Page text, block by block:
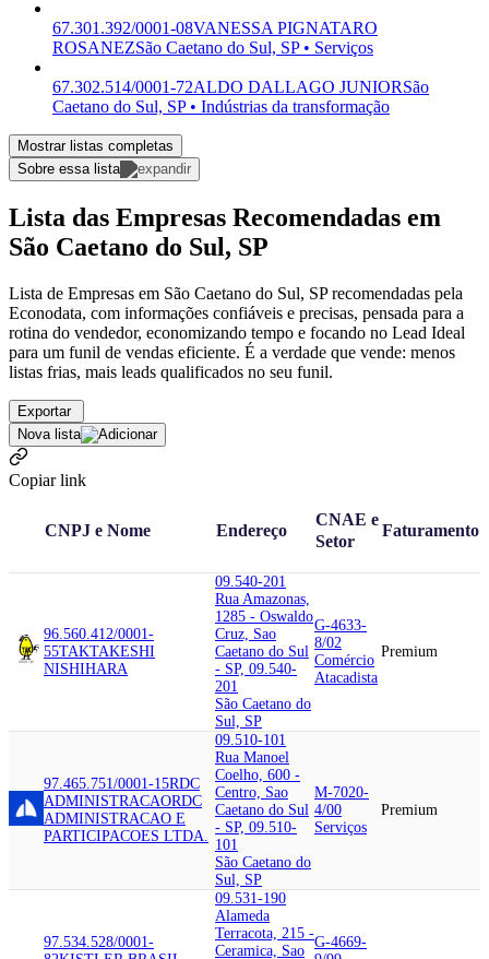
67.301.392/0001-08VANESSA PIGNATARO
ROSANEZSão Caetano do Sul, SP • Serviços
67.302.514/0001-72ALDO DALLAGO JUNIORSão
Caetano do Sul, SP • Indústrias da transformação
Mostrar listas completas
Sobre essa lista
Lista das Empresas Recomendadas em
São Caetano do Sul, SP
Lista de Empresas em São Caetano do Sul, SP recomendadas pela
Econodata, com informações confiáveis e precisas, pensada para a
rotina do vendedor, economizando tempo e focando no Lead Ideal
para um funil de vendas eficiente. É a verdade que vende: menos
listas frias, mais leads qualificados no seu funil.
Exportar
Nova lista
Copiar link
CNPJ e Nome Endereço
CNAE e
Setor
Faturamento
96.560.412/0001-
55TAKTAKESHI
NISHIHARA
09.540-201
Rua Amazonas,
1285 - Oswaldo
Cruz, Sao
Caetano do Sul
- SP, 09.540-
201
São Caetano do
Sul, SP
G-4633-
8/02
Comércio
Atacadista
Premium
97.465.751/0001-15RDC
ADMINISTRACAORDC
ADMINISTRACAO E
PARTICIPACOES LTDA.
09.510-101
Rua Manoel
Coelho, 600 -
Centro, Sao
Caetano do Sul
- SP, 09.510-
101
São Caetano do
Sul, SP
M-7020-
4/00
Serviços
Premium
97.534.528/0001-
09.531-190
Alameda
Terracota, 215 -
Ceramica, Sao
G-4669-